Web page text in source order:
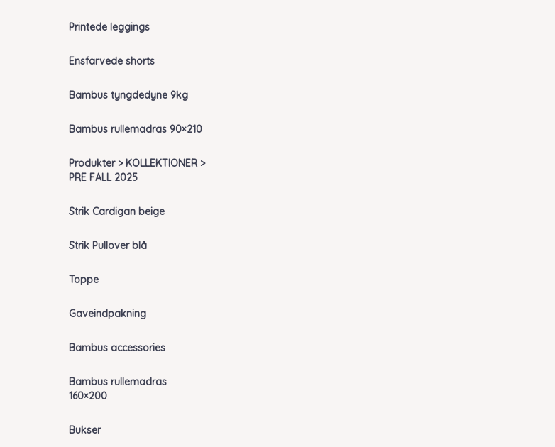
Printede leggings
Ensfarvede shorts
Bambus tyngdedyne 9kg
Bambus rullemadras 90×210
Produkter > KOLLEKTIONER >
PRE FALL 2025
Strik Cardigan beige
Strik Pullover blå
Toppe
Gaveindpakning
Bambus accessories
Bambus rullemadras
160×200
Bukser